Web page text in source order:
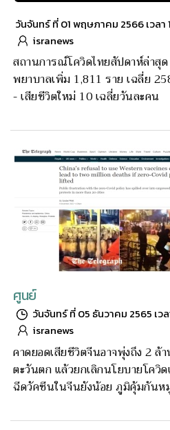
วันจันทร์ ที่ 01 พฤษภาคม 2566 เวลา
isranews
สถานการณ์โควิดไทยสัปดาห์ล่าสุด
พยาบาลเพิ่ม 1,811 ราย เฉลี่ย
- เสียชีวิตใหม่ 10 เฉลี่ยวันละคน
ศูนย์
วันจันทร์ ที่ 05 ธันวาคม 2565 เว
isranews
คาดยอดเสียชีวิตจีนอาจพุ่งถึง 2
ตะวันตก แล้วยกเลิกนโยบายโค
ฉีดวัคซีนในจีนยังน้อย ภูมิคุ้มกันห